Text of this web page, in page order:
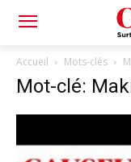
Accueil Mots-clés
Mot-clé: